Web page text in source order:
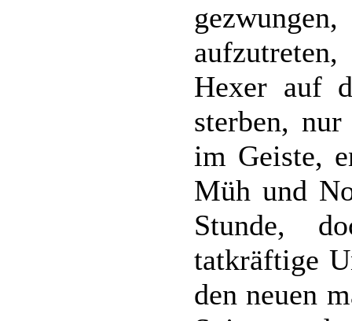
Hexer auf
sterben,
im Geiste,
Müh und
Stunde,
tatkräftige
den neuen